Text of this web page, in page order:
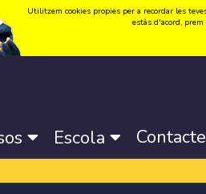
-Castellano-English
Escola Contacte
Utilitzem cookies propies per a recordar les
estàs d'acord,